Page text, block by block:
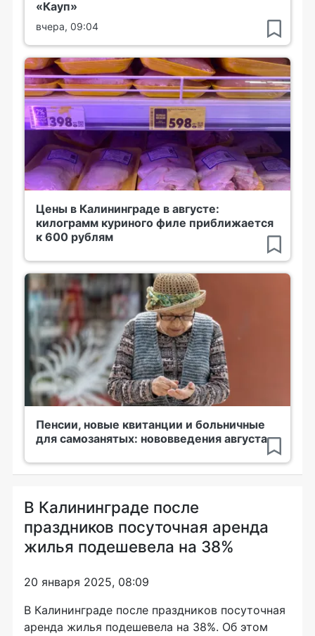
«Кауп»
вчера, 09:04
Цены в Калининграде в августе:
килограмм куриного филе приближается
к 600 рублям
Пенсии, новые квитанции и больничные
для самозанятых: нововведения августа
В Калининграде после
праздников посуточная аренда
жилья подешевела на 38%
20 января 2025, 08:09
В Калининграде после праздников посуточная
аренда жилья подешевела на 38%. Об этом